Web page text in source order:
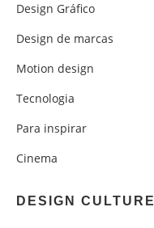
Design Gráfico
Design de marcas
Motion design
Tecnologia
Para inspirar
Cinema
DESIGN CULTURE